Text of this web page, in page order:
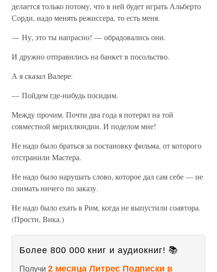
делается только потому, что в ней будет играть Альберто
Сорди, надо менять режиссера, то есть меня.
— Ну, это ты напрасно! — обрадовались они.
И дружно отправились на банкет в посольство.
А я сказал Валере:
— Пойдем где-нибудь посидим.
Между прочим. Почти два года я потерял на той
совместной мерихлюндии. И поделом мне!
Не надо было браться за постановку фильма, от которого
отстранили Мастера.
Не надо было нарушать слово, которое дал сам себе — не
снимать ничего по заказу.
Не надо было ехать в Рим, когда не выпустили соавтора.
(Прости, Вика.)
Более 800 000 книг и аудиокниг! 📚
Получи 2 месяца Литрес Подписки в